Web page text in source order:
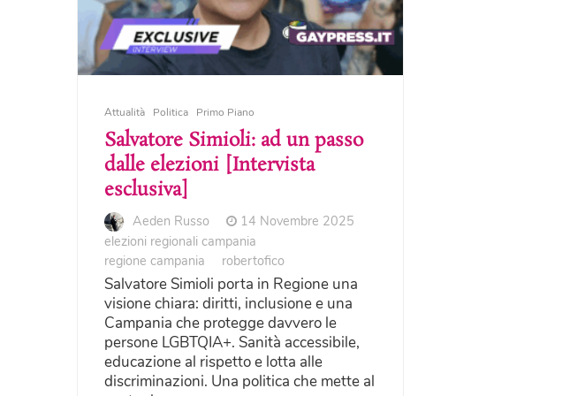
Attualità Politica Primo Piano
Salvatore Simioli: ad un passo
dalle elezioni [Intervista
esclusiva]
Aeden Russo
14 Novembre 2025
elezioni regionali campania
regione campania
robertofico
Salvatore Simioli porta in Regione una
visione chiara: diritti, inclusione e una
Campania che protegge davvero le
persone LGBTQIA+. Sanità accessibile,
educazione al rispetto e lotta alle
discriminazioni. Una politica che mette al